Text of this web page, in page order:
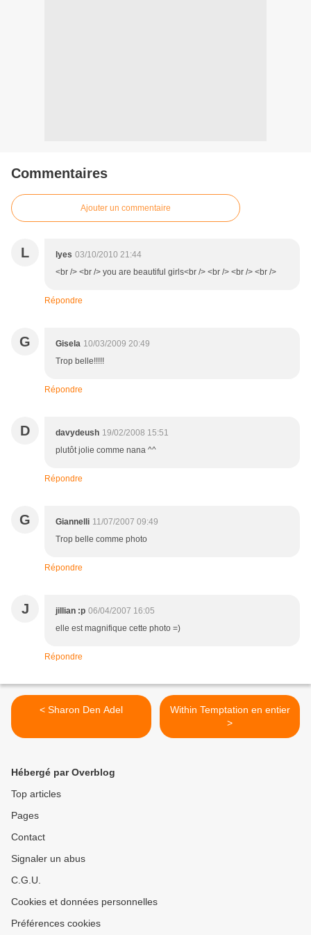
Commentaires
Ajouter un commentaire
L lyes 03/10/2010 21:44
<br /> <br /> you are beautiful girls<br /> <br /> <br /> <br />
Répondre
G Gisela 10/03/2009 20:49
Trop belle!!!!!
Répondre
D davydeush 19/02/2008 15:51
plutôt jolie comme nana ^^
Répondre
G Giannelli 11/07/2007 09:49
Trop belle comme photo
Répondre
J jillian :p 06/04/2007 16:05
elle est magnifique cette photo =)
Répondre
< Sharon Den Adel
Within Temptation en entier
>
Hébergé par Overblog
Top articles
Pages
Contact
Signaler un abus
C.G.U.
Cookies et données personnelles
Préférences cookies